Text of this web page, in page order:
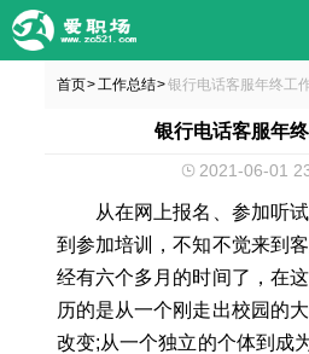
首页> 工作总结>银行电话客服年终工
银行电话客服年
2021-06-01
从在网上报名、参加听试
到参加培训，不知不觉来到
经有六个多月的时间了，在
历的是从一个刚走出校园的
改变;从一个独立的个体到成